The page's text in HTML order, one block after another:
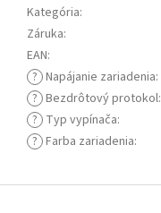
Kategória:
Záruka:
EAN:
? Napájanie zariadenia:
? Bezdrôtový protokol:
? Typ vypínača:
? Farba zariadenia: